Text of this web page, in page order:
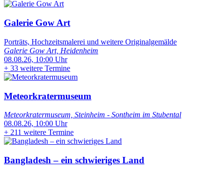
Galerie Gow Art
Porträts, Hochzeitsmalerei und weitere Originalgemälde
Galerie Gow Art, Heidenheim
08.08.26, 10:00 Uhr
+ 33 weitere Termine
Meteorkratermuseum
Meteorkratermuseum, Steinheim - Sontheim im Stubental
08.08.26, 10:00 Uhr
+ 211 weitere Termine
Bangladesh – ein schwieriges Land